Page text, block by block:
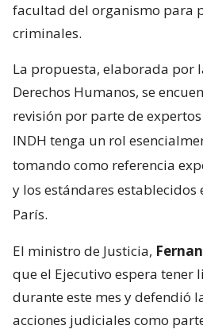
facultad del organismo para
criminales.
La propuesta, elaborada por
Derechos Humanos, se
revisión por parte de
INDH tenga un rol
tomando como referencia
y los estándares establecidos
París.
El ministro de Justicia,
que el Ejecutivo espera tener
durante este mes y defendió
acciones judiciales como